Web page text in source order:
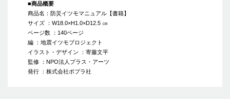
■商品概要
商品名：防災イツモマニュアル【書籍】
サイズ ：W18.0×H1.0×D12.5 ㎝
ページ数 ：140ページ
編 ：地震イツモプロジェクト
イラスト・デザイン ：寄藤文平
監修 ：NPO法人プラス・アーツ
発行 ：株式会社ポプラ社